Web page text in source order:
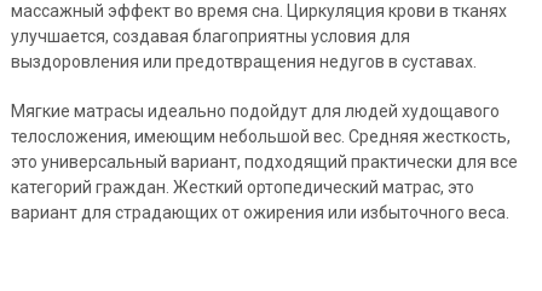
массажный эффект во время сна. Циркуляция крови в тканях
улучшается, создавая благоприятны условия для
выздоровления или предотвращения недугов в суставах.
Мягкие матрасы идеально подойдут для людей худощавого
телосложения, имеющим небольшой вес. Средняя жесткость,
это универсальный вариант, подходящий практически для все
категорий граждан. Жесткий ортопедический матрас, это
вариант для страдающих от ожирения или избыточного веса.